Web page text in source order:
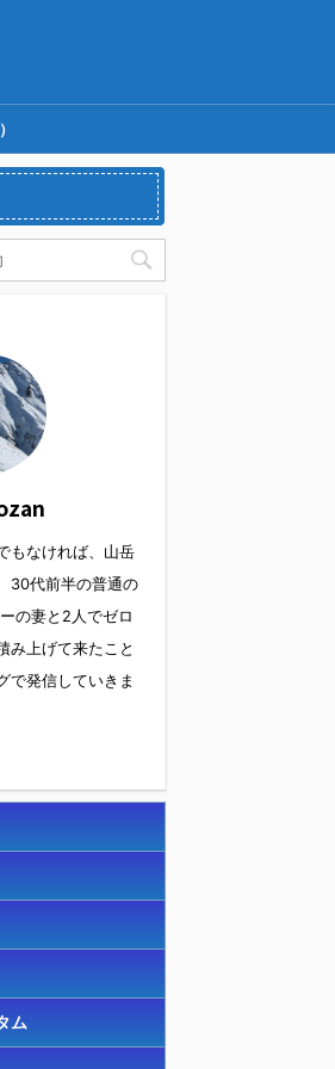
もなければ、山岳
30代前半の普通の
の妻と2人でゼロ
み上げて来たこと
で発信していきま
ム